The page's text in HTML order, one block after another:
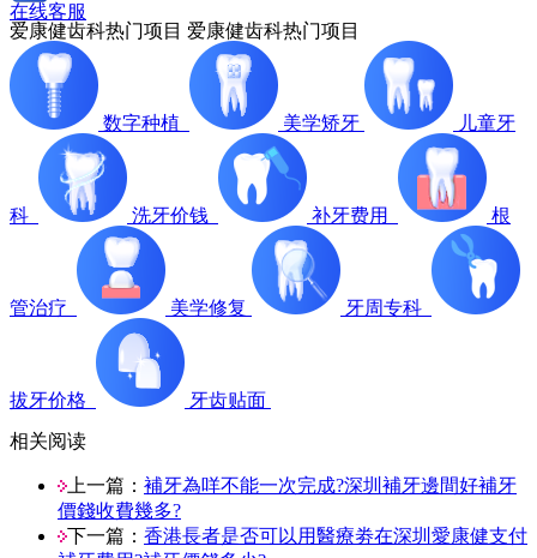
在线客服
爱康健齿科热门项目 爱康健齿科热门项目
数字种植 美学矫牙 儿童牙
科 洗牙价钱 补牙费用 根
管治疗 美学修复 牙周专科
拔牙价格
牙齿贴面
相关阅读
上一篇： 補牙為咩不能一次完成?深圳補牙邊間好補牙
價錢收費幾多?
下一篇： 香港長者是否可以用醫療劵在深圳愛康健支付